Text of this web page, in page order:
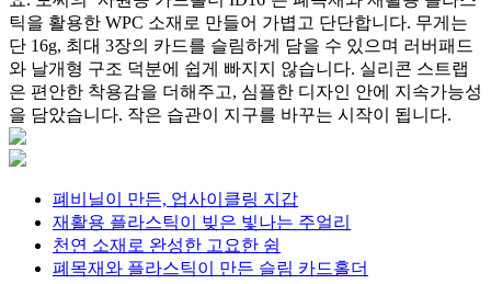
틱을 활용한 WPC 소재로 만들어 가볍고 단단합니다. 무게는
단 16g, 최대 3장의 카드를 슬림하게 담을 수 있으며 러버패드
와 날개형 구조 덕분에 쉽게 빠지지 않습니다. 실리콘 스트랩
은 편안한 착용감을 더해주고, 심플한 디자인 안에 지속가능성
을 담았습니다. 작은 습관이 지구를 바꾸는 시작이 됩니다.
폐비닐이 만든, 업사이클링 지갑
재활용 플라스틱이 빚은 빛나는 주얼리
천연 소재로 완성한 고요한 쉼
폐목재와 플라스틱이 만든 슬림 카드홀더